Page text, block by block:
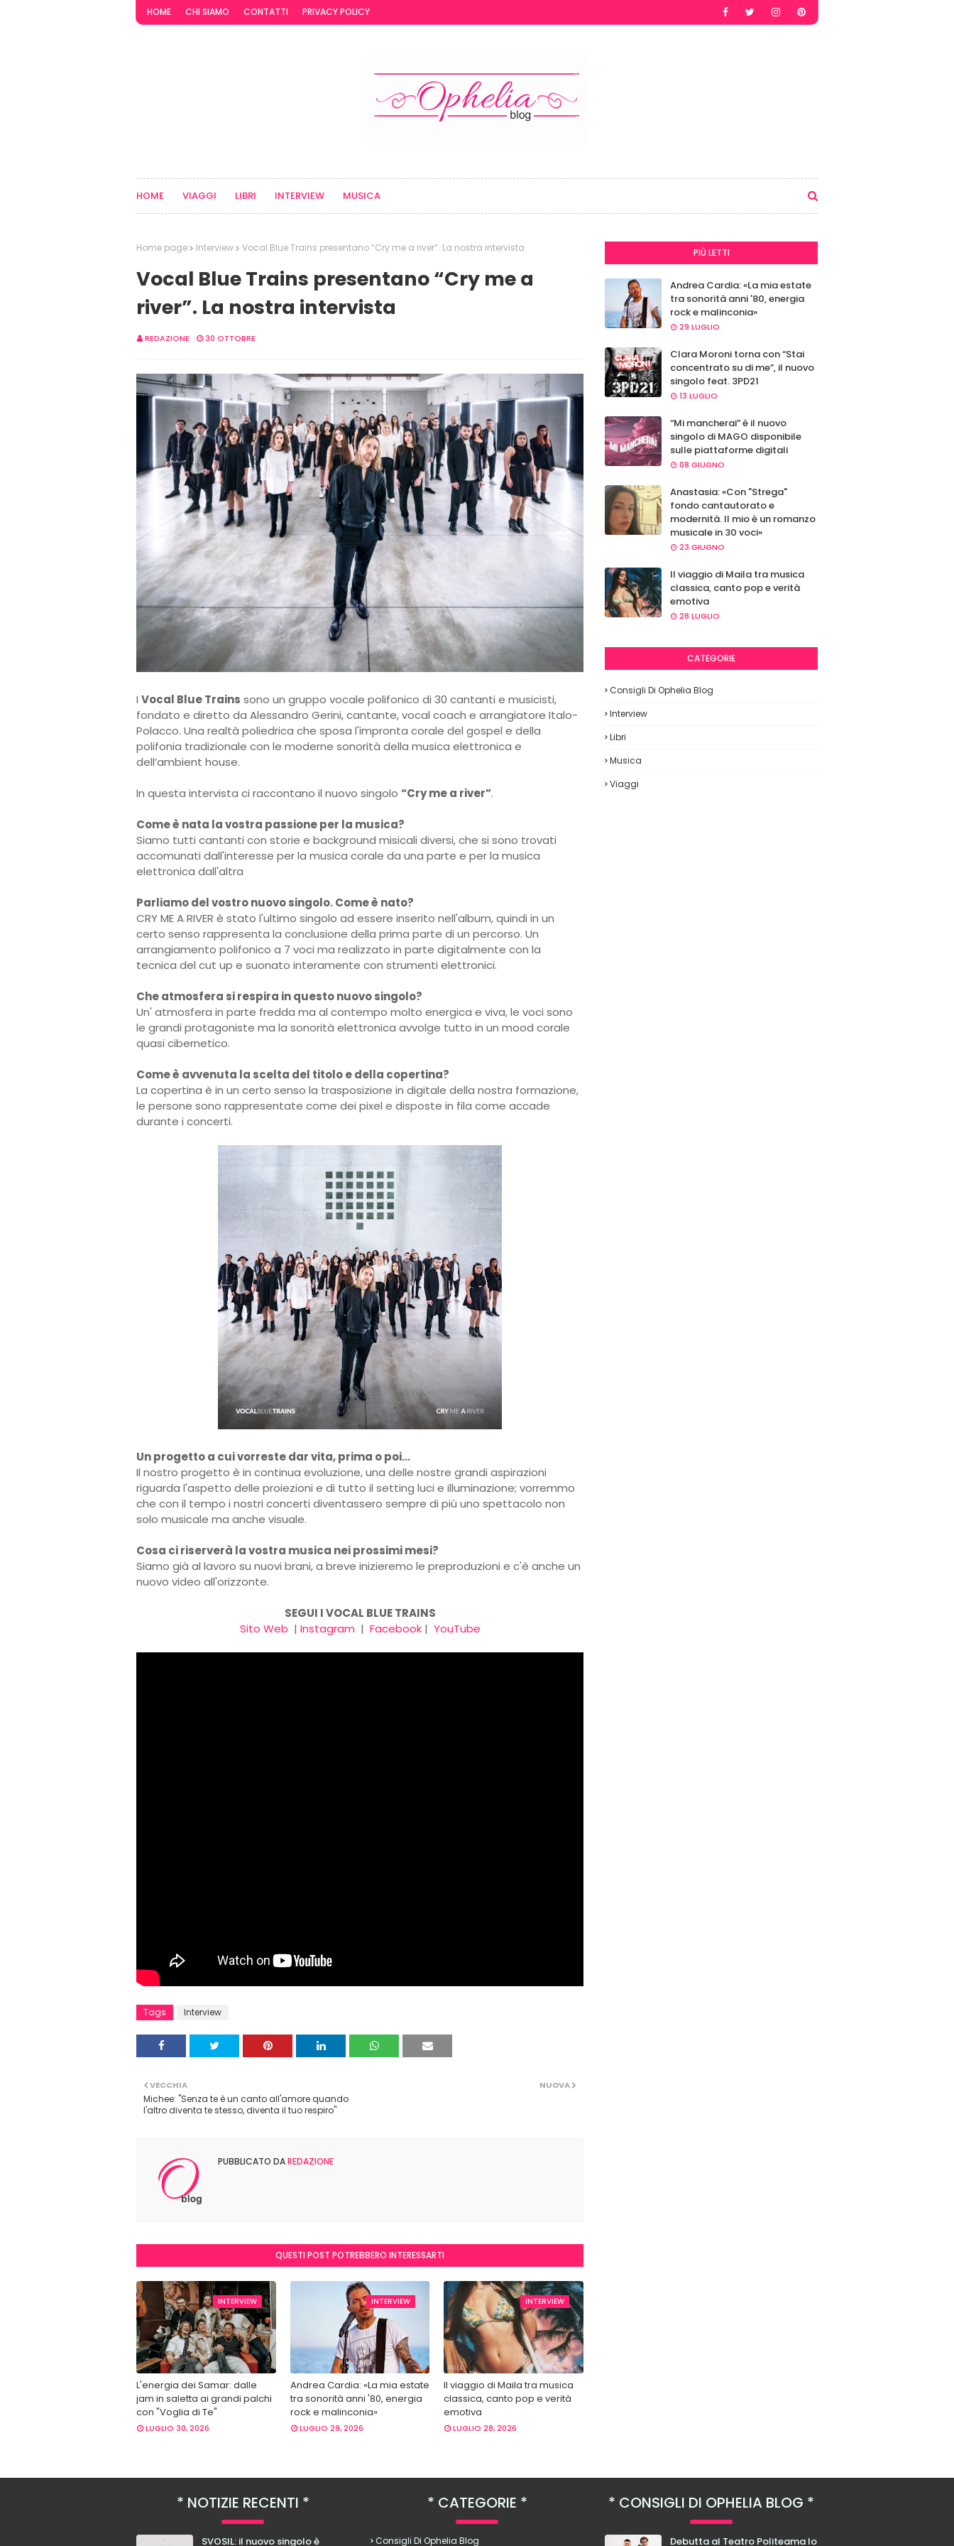
HOME CHI SIAMO CONTATTI PRIVACY POLICY
HOME VIAGGI LIBRI INTERVIEW MUSICA
Home page Interview Vocal Blue Trains presentano “Cry me a river”. La nostra intervista
Vocal Blue Trains presentano “Cry me a
river”. La nostra intervista
REDAZIONE 30 OTTOBRE
I Vocal Blue Trains sono un gruppo vocale polifonico di 30 cantanti e musicisti,
fondato e diretto da Alessandro Gerini, cantante, vocal coach e arrangiatore Italo-
Polacco. Una realtà poliedrica che sposa l'impronta corale del gospel e della
polifonia tradizionale con le moderne sonorità della musica elettronica e
dell’ambient house.
In questa intervista ci raccontano il nuovo singolo “Cry me a river”.
Come è nata la vostra passione per la musica?
Siamo tutti cantanti con storie e background misicali diversi, che si sono trovati
accomunati dall'interesse per la musica corale da una parte e per la musica
elettronica dall'altra
Parliamo del vostro nuovo singolo. Come è nato?
CRY ME A RIVER è stato l'ultimo singolo ad essere inserito nell'album, quindi in un
certo senso rappresenta la conclusione della prima parte di un percorso. Un
arrangiamento polifonico a 7 voci ma realizzato in parte digitalmente con la
tecnica del cut up e suonato interamente con strumenti elettronici.
Che atmosfera si respira in questo nuovo singolo?
Un' atmosfera in parte fredda ma al contempo molto energica e viva, le voci sono
le grandi protagoniste ma la sonorità elettronica avvolge tutto in un mood corale
quasi cibernetico.
Come è avvenuta la scelta del titolo e della copertina?
La copertina è in un certo senso la trasposizione in digitale della nostra formazione,
le persone sono rappresentate come dei pixel e disposte in fila come accade
durante i concerti.
Un progetto a cui vorreste dar vita, prima o poi…
Il nostro progetto è in continua evoluzione, una delle nostre grandi aspirazioni
riguarda l'aspetto delle proiezioni e di tutto il setting luci e illuminazione; vorremmo
che con il tempo i nostri concerti diventassero sempre di più uno spettacolo non
solo musicale ma anche visuale.
Cosa ci riserverà la vostra musica nei prossimi mesi?
Siamo già al lavoro su nuovi brani, a breve inizieremo le preproduzioni e c'è anche un
nuovo video all'orizzonte.
SEGUI I VOCAL BLUE TRAINS
Sito Web | Instagram | Facebook| YouTube
Tags Interview
NUOVA
VECCHIA
Michee: "Senza te è un canto all'amore quando
l'altro diventa te stesso, diventa il tuo respiro"
PUBBLICATO DAREDAZIONE
QUESTI POST POTREBBERO INTERESSARTI
INTERVIEW
L'energia dei Samar: dalle
jam in saletta ai grandi palchi
con "Voglia di Te"
LUGLIO 30, 2026
INTERVIEW
Andrea Cardia: «La mia estate
tra sonorità anni '80, energia
rock e malinconia»
LUGLIO 29, 2026
INTERVIEW
Il viaggio di Maila tra musica
classica, canto pop e verità
emotiva
LUGLIO 28, 2026
PIÙ LETTI
Andrea Cardia: «La mia estate
tra sonorità anni '80, energia
rock e malinconia»
29 LUGLIO
Clara Moroni torna con “Stai
concentrato su di me”, il nuovo
singolo feat. 3PD21
13 LUGLIO
“Mi mancherai” è il nuovo
singolo di MAGO disponibile
sulle piattaforme digitali
08 GIUGNO
Anastasia: «Con "Strega"
fondo cantautorato e
modernità. Il mio è un romanzo
musicale in 30 voci»
23 GIUGNO
Il viaggio di Maila tra musica
classica, canto pop e verità
emotiva
28 LUGLIO
CATEGORIE
Consigli Di Ophelia Blog
Interview
Libri
Musica
Viaggi
NOTIZIE RECENTI
SVOSIL: il nuovo singolo è
CATEGORIE
Consigli Di Ophelia Blog
CONSIGLI DI OPHELIA BLOG
Debutta al Teatro Politeama lo